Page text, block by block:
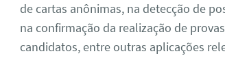
de cartas anônimas, na detecção de
na confirmação da realização de
candidatos, entre outras aplicações